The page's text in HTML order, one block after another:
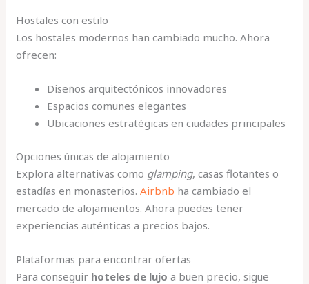
Hostales con estilo
Los hostales modernos han cambiado mucho. Ahora
ofrecen:
Diseños arquitectónicos innovadores
Espacios comunes elegantes
Ubicaciones estratégicas en ciudades principales
Opciones únicas de alojamiento
Explora alternativas como glamping, casas flotantes o
estadías en monasterios.Airbnb ha cambiado el
mercado de alojamientos. Ahora puedes tener
experiencias auténticas a precios bajos.
Plataformas para encontrar ofertas
Para conseguir hoteles de lujo a buen precio, sigue